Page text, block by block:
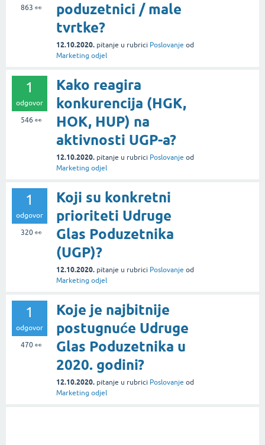
863 👀
poduzetnici / male
tvrtke?
12.10.2020. pitanje u rubrici Poslovanje od
Marketing odjel
1
odgovor
546 👀
Kako reagira
konkurencija (HGK,
HOK, HUP) na
aktivnosti UGP-a?
12.10.2020. pitanje u rubrici Poslovanje od
Marketing odjel
1
odgovor
320👀
Koji su konkretni
prioriteti Udruge
Glas Poduzetnika
(UGP)?
12.10.2020. pitanje u rubrici Poslovanje od
Marketing odjel
1
odgovor
470👀
Koje je najbitnije
postugnuće Udruge
Glas Poduzetnika u
2020. godini?
12.10.2020. pitanje u rubrici Poslovanje od
Marketing odjel